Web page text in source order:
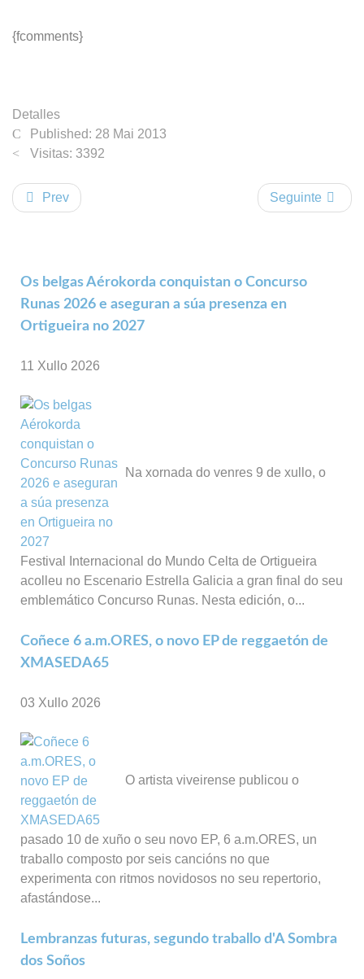
{fcomments}
Detalles
Published: 28 Mai 2013
Visitas: 3392
Prev Seguinte
Os belgas Aérokorda conquistan o Concurso
Runas 2026 e aseguran a súa presenza en
Ortigueira no 2027
11 Xullo 2026
Na xornada do venres 9 de xullo, o
Festival Internacional do Mundo Celta de Ortigueira
acolleu no Escenario Estrella Galicia a gran final do seu
emblemático Concurso Runas. Nesta edición, o...
Coñece 6 a.m.ORES, o novo EP de reggaetón de
XMASEDA65
03 Xullo 2026
O artista viveirense publicou o
pasado 10 de xuño o seu novo EP, 6 a.m.ORES, un
traballo composto por seis cancións no que
experimenta con ritmos novidosos no seu repertorio,
afastándose...
Lembranzas futuras, segundo traballo d'A Sombra
dos Soños